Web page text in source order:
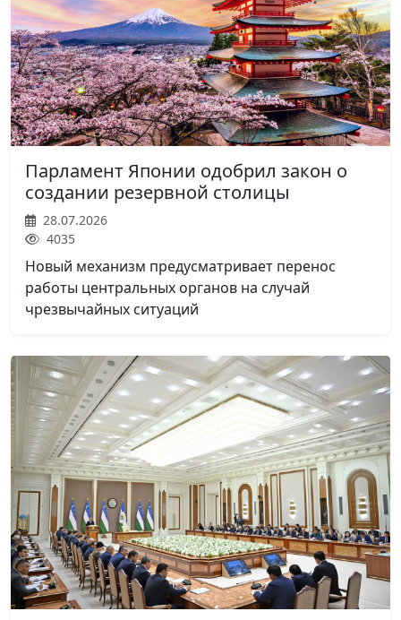
Парламент Японии одобрил закон о
создании резервной столицы
28.07.2026
4035
Новый механизм предусматривает перенос
работы центральных органов на случай
чрезвычайных ситуаций